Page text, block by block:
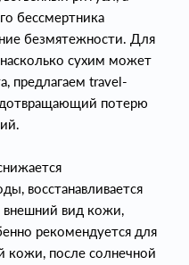
бессмертника
безмятежности. Для
насколько сухим может
предлагаем travel-
потерю
восстанавливается
внешний вид кожи,
рекомендуется для
кожи, после солнечной